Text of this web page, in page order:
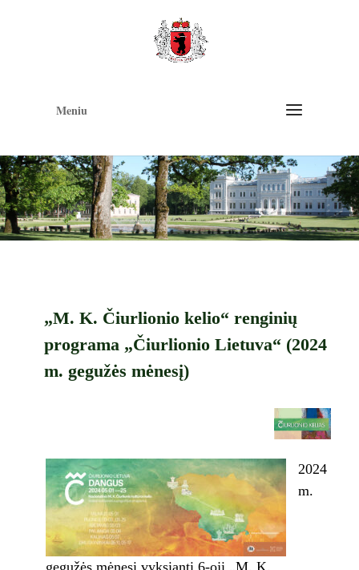
Meniu
„M. K. Čiurlionio kelio“ renginių
programa „Čiurlionio Lietuva“ (2024
m. gegužės mėnesį)
2024
m.
gegužės mėnesį vyksianti 6-oji „M. K.